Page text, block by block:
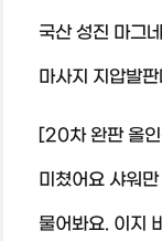
국산 성진 마그
마사지 지압발
[20차 완판 올
미쳤어요 샤워
물어봐요. 이지